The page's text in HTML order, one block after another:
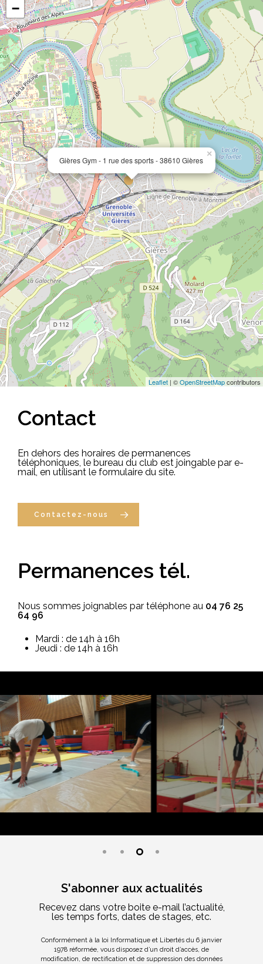
Gières Gym - 1 rue des sports - 38610 Gières
×
−
Leaflet | ©OpenStreetMapcontributors
Contact
En dehors des horaires de permanences
téléphoniques, le bureau du club est joingable par e-
mail, en utilisant le formulaire du site.
Contactez-nous
Permanences tél.
Nous sommes joignables par téléphone au 04 76 25
64 96
Mardi : de 14h à 16h
Jeudi : de 14h à 16h
S'abonner aux actualités
Recevez dans votre boite e-mail l’actualité,
les temps forts, dates de stages, etc.
Conformément à la loi Informatique et Libertés du 6 janvier
1978 réformée, vous disposez d’un droit d’accès, de
modification, de rectification et de suppression des données